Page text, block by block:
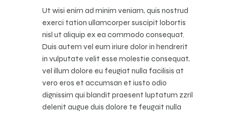
Ut wisi enim ad minim veniam, quis nostrud
exerci tation ullamcorper suscipit lobortis
nisl ut aliquip ex ea commodo consequat.
Duis autem vel eum iriure dolor in hendrerit
in vulputate velit esse molestie consequat,
vel illum dolore eu feugiat nulla facilisis at
vero eros et accumsan et iusto odio
dignissim qui blandit praesent luptatum zzril
delenit augue duis dolore te feugait nulla